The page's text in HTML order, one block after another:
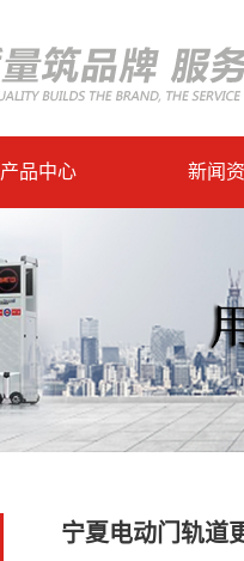
产品中心 新闻
宁夏电动门轨道